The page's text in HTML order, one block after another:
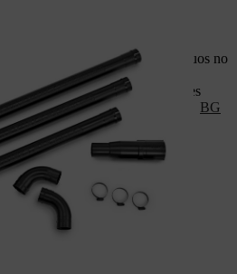
adequado se o algeroz e os resíduos no
que possam ser facilmente
O kit de limpeza de algerozes
STIHL BG 66,
BG
81.